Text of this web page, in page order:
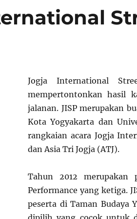
Jogja International
mempertontonkan hasil
jalanan. JISP merupakan
Kota Yogyakarta dan
rangkaian acara Jogja
dan Asia Tri Jogja (ATJ).
Tahun 2012 merupakan
Performance yang ketiga.
peserta di Taman Budaya